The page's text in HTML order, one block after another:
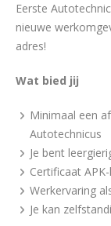
Eerste
nieuwe
adres!
Wat bied jij
Minimaal een
Autotechnicus
Je bent
Certificaat
Werkervaring
Je kan